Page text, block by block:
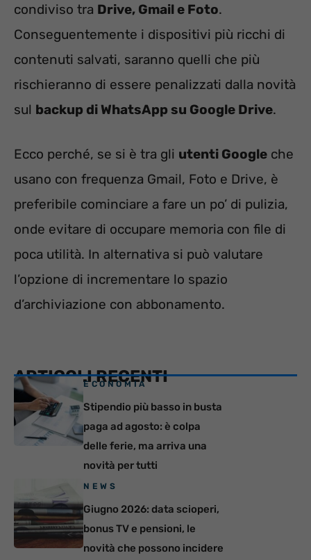
condiviso tra Drive, Gmail e Foto.
Conseguentemente i dispositivi più ricchi di
contenuti salvati, saranno quelli che più
rischieranno di essere penalizzati dalla novità
sul backup di WhatsApp su Google Drive.
Ecco perché, se si è tra gli utenti Google che
usano con frequenza Gmail, Foto e Drive, è
preferibile cominciare a fare un po’ di pulizia,
onde evitare di occupare memoria con file di
poca utilità. In alternativa si può valutare
l’opzione di incrementare lo spazio
d’archiviazione con abbonamento.
ARTICOLI RECENTI
ECONOMIA
Stipendio più basso in busta
paga ad agosto: è colpa
delle ferie, ma arriva una
novità per tutti
NEWS
Giugno 2026: data scioperi,
bonus TV e pensioni, le
novità che possono incidere